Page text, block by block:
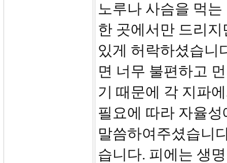
노루나 사슴을 먹
한 곳에서만 드리
있게 허락하셨습니
면 너무 불편하고
기 때문에 각 지파
필요에 따라 자율
말씀하여주셨습니
습니다. 피에는 생